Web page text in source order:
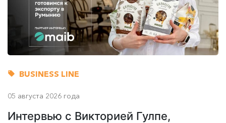
BUSINESS LINE
05 августа 2026 года
Интервью с Викторией Гулпе,